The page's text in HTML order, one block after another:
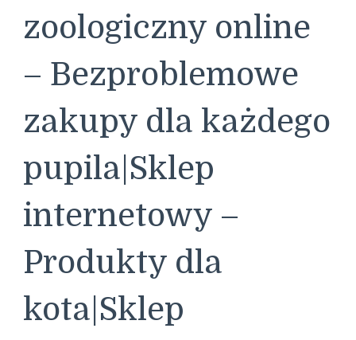
zoologiczny online
– Bezproblemowe
zakupy dla każdego
pupila|Sklep
internetowy –
Produkty dla
kota|Sklep